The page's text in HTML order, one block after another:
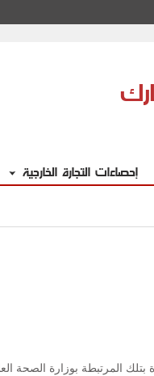
إحصاءات التجارة الخارجية